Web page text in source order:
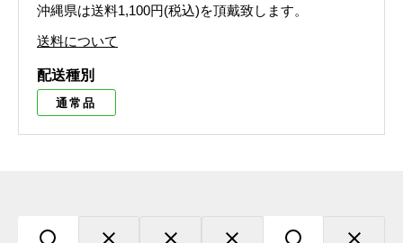
沖縄県は送料1,100円(税込)を頂戴致します。
送料について
配送種別
通常品